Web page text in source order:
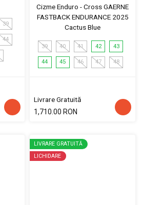
39
44
Cizme Enduro - Cross GAERNE
FASTBACK ENDURANCE 2025
Cactus Blue
39 40 41 42 43
44 45 46 47 48
Livrare Gratuită
1,710.00 RON
LIVRARE GRATUITĂ
LICHIDARE